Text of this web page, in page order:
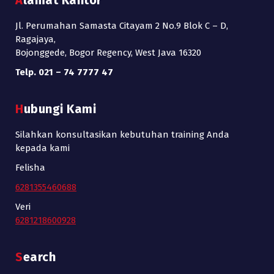
Jl. Perumahan Samasta Citayam 2 No.9 Blok C – D,
Ragajaya,
Bojonggede, Bogor Regency, West Java 16320
Telp. 021 – 74 7777 47
Hubungi Kami
Silahkan konsultasikan kebutuhan training Anda
kepada kami
Felisha
6281355460688
Veri
6281218600928
Search